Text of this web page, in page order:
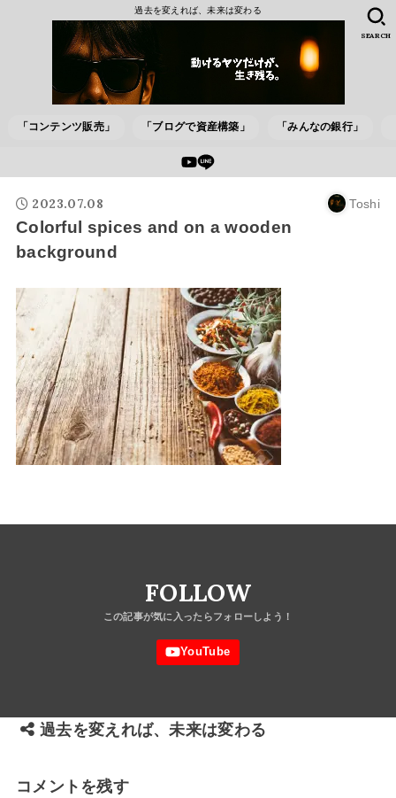
過去を変えれば、未来は変わる
「コンテンツ販売」 「ブログで資産構築」 「みんなの銀行」
SEARCH
2023.07.08 Toshi
Colorful spices and on a wooden
background
FOLLOW
過去を変えれば、未来は変わる
コメントを残す